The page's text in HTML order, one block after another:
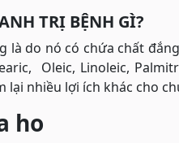
TRỊ BỆNH GÌ?
là do nó có chứa chất
Oleic, Linoleic,
lại nhiều lợi ích khác cho
ho